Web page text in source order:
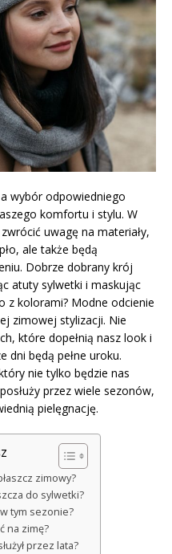
wybór odpowiedniego
komfortu i stylu. W
uwagę na materiały,
ale także będą
Dobrze dobrany krój
atuty sylwetki i maskując
z kolorami? Modne odcienie
zimowej stylizacji. Nie
które dopełnią nasz look i
dni będą pełne uroku.
nie tylko będzie nas
przez wiele sezonów,
pielęgnację.
zimowy?
do sylwetki?
tym sezonie?
na zimę?
przez lata?